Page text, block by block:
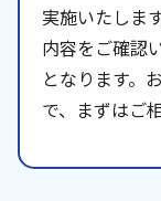
実施いたしま
内容をご確認
となります。
で、まずはご